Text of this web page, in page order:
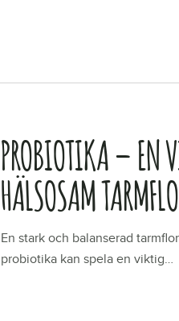
PROBIOTIKA – EN
HÄLSOSAM
En stark och balanserad
probiotika kan spela en viktig…